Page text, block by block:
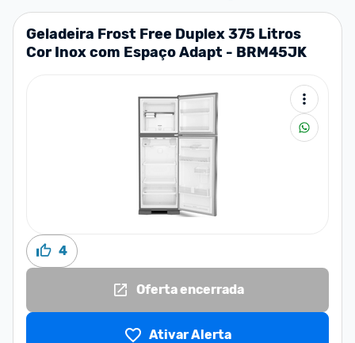
Geladeira Frost Free Duplex 375 Litros
Cor Inox com Espaço Adapt - BRM45JK
4
Oferta encerrada
Ativar Alerta